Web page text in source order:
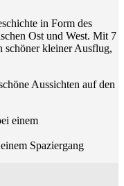
in Form des
Ost und West. Mit 7
schöner kleiner Ausflug,
Aussichten auf den
Spaziergang